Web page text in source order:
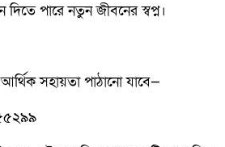
দিতে পারে নতুন জীবনের স্বপ্ন।
সহায়তা পাঠানো যাবে—